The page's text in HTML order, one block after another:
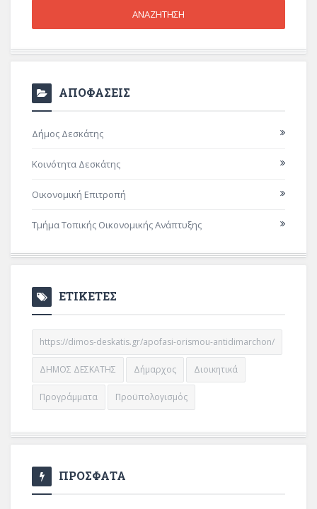
ΑΠΟΦΑΣΕΙΣ
Δήμος Δεσκάτης
Κοινότητα Δεσκάτης
Οικονομική Επιτροπή
Τμήμα Τοπικής Οικονομικής Ανάπτυξης
ΕΤΙΚΕΤΕΣ
https://dimos-deskatis.gr/apofasi-orismou-antidimarchon/
ΔΗΜΟΣ ΔΕΣΚΑΤΗΣ Δήμαρχος Διοικητικά
Προγράμματα Προϋπολογισμός
ΠΡΟΣΦΑΤΑ